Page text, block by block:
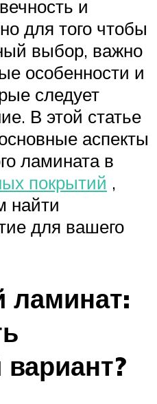
и
для того чтобы
выбор, важно
особенности и
следует
В этой статье
аспекты
ламината в
покрытий ,
найти
для вашего